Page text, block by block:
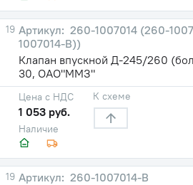
19
260-1007014 (260-
1007014-В))
Клапан впускной Д-245/260
30, ОАО"ММЗ"
Наличие
Цена с НДС
1 053 руб.
К схеме
19
260-1007014-В